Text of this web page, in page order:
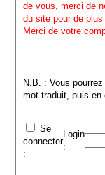
de vous, merci de
du site pour de
Merci de votre
N.B. : Vous
mot traduit, puis
Se
connecter
:
Login
: